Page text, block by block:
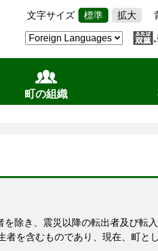
文字サイズ 標準 拡大
町の組織
除き、震災以降の転出者及び転
を含むものであり、現在、町と